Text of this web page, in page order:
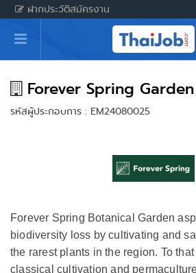
ฝากประวัติสมัครงาน
หน้าหลัก
ผู้สมัครงาน: เข้าสู่ระบบ
ฝากประวัติสมัครงาน
เกร็ดความรู้
สำหรับผู้ประกอบการ
Forever Spring Garden
รหัสผู้ประกอบการ : EM24080025
Forever Spring Botanical Garden
biodiversity loss by cultivating and
the rarest plants in the region. To
classical cultivation and